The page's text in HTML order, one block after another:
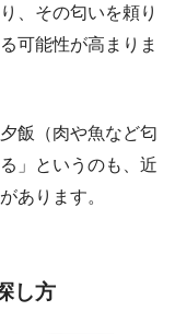
、その匂いを頼り
可能性が高まりま
飯（肉や魚など匂
」というのも、近
あります。
し方